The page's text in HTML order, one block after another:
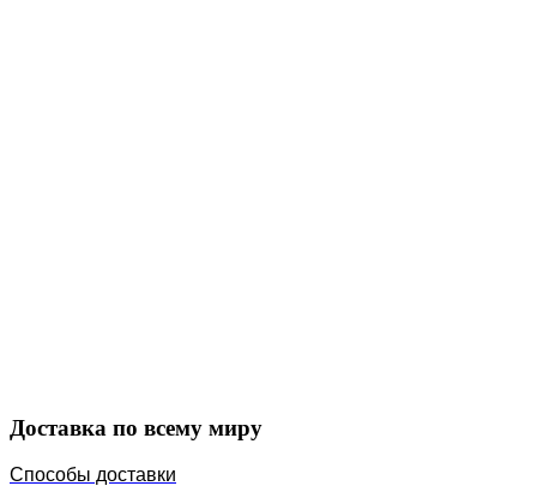
Доставка по всему миру
Способы доставки